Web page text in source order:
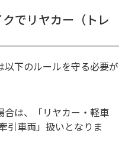
でリヤカー（トレ
下のルールを守る必要が
は、「リヤカー・軽車
引車両」扱いとなりま